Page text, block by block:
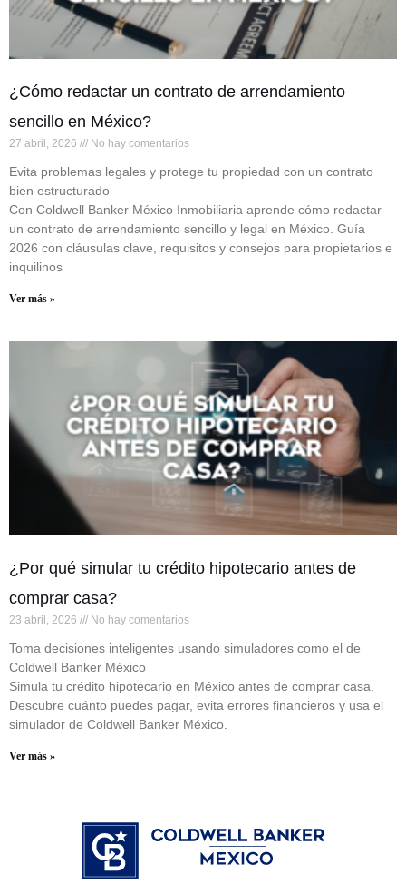
¿Cómo redactar un contrato de arrendamiento
sencillo en México?
27 abril, 2026 No hay comentarios
Evita problemas legales y protege tu propiedad con un contrato
bien estructurado
Con Coldwell Banker México Inmobiliaria aprende cómo redactar
un contrato de arrendamiento sencillo y legal en México. Guía
2026 con cláusulas clave, requisitos y consejos para propietarios e
inquilinos
Ver más »
¿Por qué simular tu crédito hipotecario antes de
comprar casa?
23 abril, 2026 No hay comentarios
Toma decisiones inteligentes usando simuladores como el de
Coldwell Banker México
Simula tu crédito hipotecario en México antes de comprar casa.
Descubre cuánto puedes pagar, evita errores financieros y usa el
simulador de Coldwell Banker México.
Ver más »